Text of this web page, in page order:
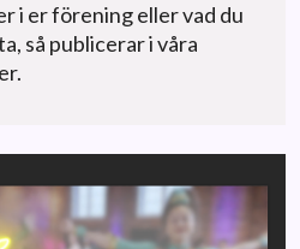
i er förening eller vad du
så publicerar i våra